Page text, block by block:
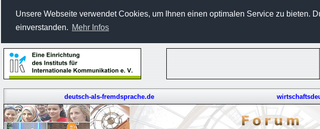
Unsere Webseite verwendet Cookies, um Ihnen einen optimalen Service zu bieten.
einverstanden. Mehr Infos
deutsch-als-fremdsprache.de